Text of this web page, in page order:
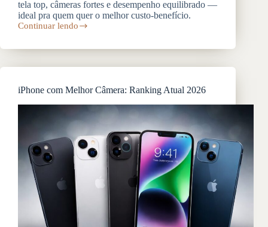
tela top, câmeras fortes e desempenho equilibrado —
ideal pra quem quer o melhor custo-benefício.
Continuar lendo
Celular
Melhores
e
iPhone com Melhor Câmera: Ranking Atual 2026